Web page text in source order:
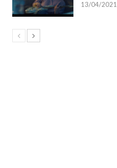
13/04/2021